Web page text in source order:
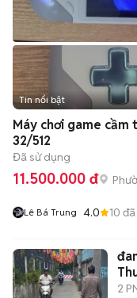
Tin nổi bật
Máy chơi game cầm
32/512
Đã sử dụng
11.500.000 đ
Lê Bá Trung 4.0 10 đã
2